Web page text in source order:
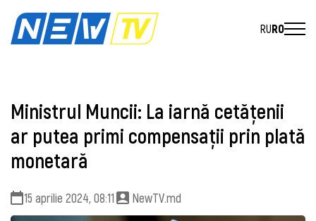
RURO
Ministrul Muncii: La iarnă cetățenii
ar putea primi compensații prin plată
monetară
15 aprilie 2024, 08:11 NewTV.md